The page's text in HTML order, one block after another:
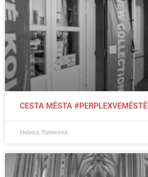
CESTA MĚSTA #PERPLEXVEMĚSTĚ
Helena Tutterová